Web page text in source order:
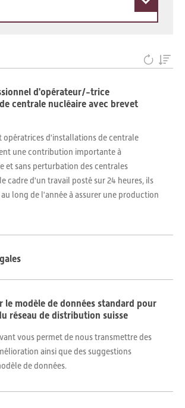
d'opérateur/-trice
centrale nucléaire avec brevet
opératrices d'installations de centrale
une contribution importante à
et sans perturbation des centrales
cadre d'un travail posté sur 24 heures, ils
long de l'année à assurer une production
le modèle de données standard pour
réseau de distribution suisse
vous permet de nous transmettre des
ainsi que des suggestions
de données.